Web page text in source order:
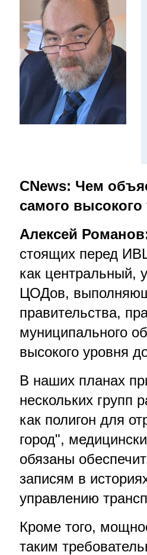
CNews: Чем
самого
Алексей
стоящих перед
как центральный,
ЦОДов,
правительства,
муниципального
высокого уровня
В наших планах
нескольких групп
как полигон для
город",
обязаны
записям в
управлению
Кроме того,
таким